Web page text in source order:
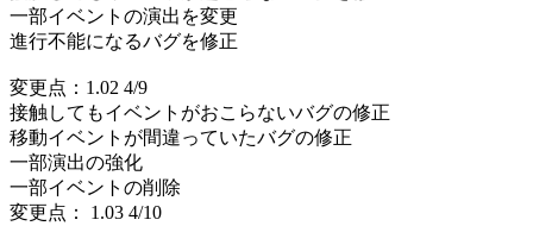
一部イベントの演出を変更
進行不能になるバグを修正
変更点：1.02 4/9
接触してもイベントがおこらないバグの修正
移動イベントが間違っていたバグの修正
一部演出の強化
一部イベントの削除
変更点： 1.03 4/10